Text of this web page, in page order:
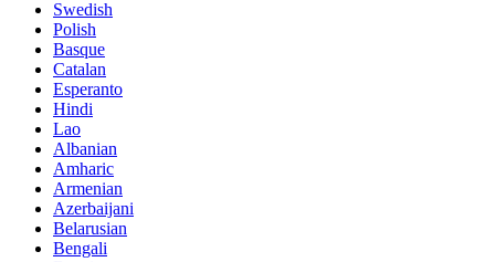
Swedish
Polish
Basque
Catalan
Esperanto
Hindi
Lao
Albanian
Amharic
Armenian
Azerbaijani
Belarusian
Bengali